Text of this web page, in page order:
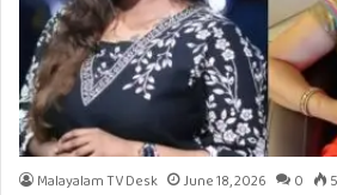
Malayalam TV Desk June 18, 2026 0 5